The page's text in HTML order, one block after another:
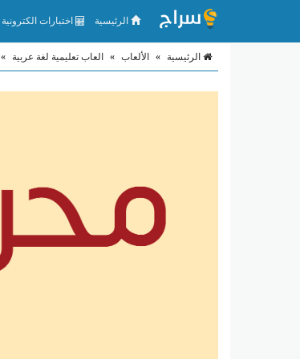
الرئيسية اختبارات الكترونية
الرئيسية » الألعاب » العاب تعليمية لغة عربية »